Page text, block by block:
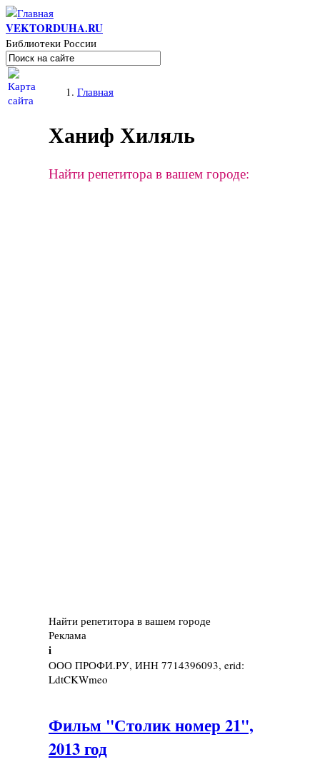
Перейти к основному содержанию
VEKTORDUHA.RU
Библиотеки России
Форма поиска
Поиск
Вы здесьГлавная
Ханиф Хиляль
Найти репетитора в вашем городе:
Найти репетитора в вашем городе
Реклама
i
ООО ПРОФИ.РУ, ИНН 7714396093, erid:
LdtCKWmeo
Фильм "Столик номер 21",
2013 год